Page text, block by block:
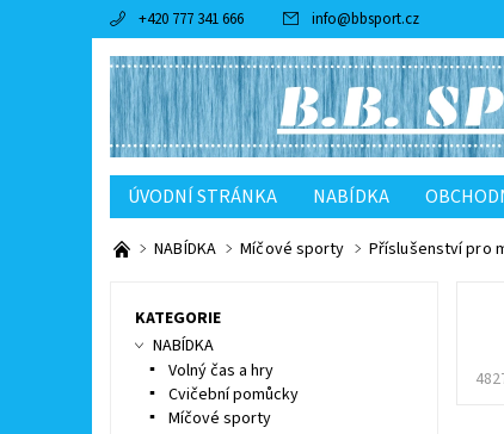
+420 777 341 666 info@bbsport.cz
ÚVODNÍ STRÁNKA NABÍDKA
NABÍDKA Míčové sporty Příslušenství pro
KATEGORIE
NABÍDKA
Volný čas a hry
Cvičební pomůcky
Míčové sporty